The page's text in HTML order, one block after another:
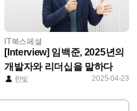
IT북스페셜
[Interview] 임백준, 2025년의
개발자와 리더십을 말하다
한빛 2025-04-23